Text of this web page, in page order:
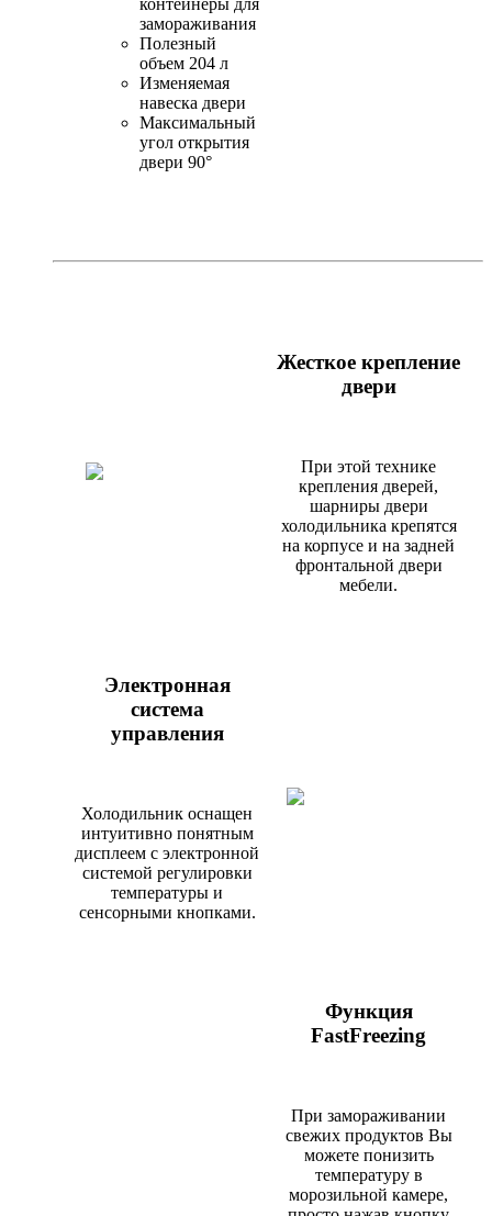
замораживания
Полезный
объем 204 л
Изменяемая
навеска двери
Максимальный
угол открытия
двери 90°
Жесткое крепление
двери
При этой технике
крепления дверей,
шарниры двери
холодильника крепятся
на корпусе и на задней
фронтальной двери
мебели.
Электронная
система
управления
Холодильник оснащен
интуитивно понятным
дисплеем с электронной
системой регулировки
температуры и
сенсорными кнопками.
Функция
FastFreezing
При замораживании
свежих продуктов Вы
можете понизить
температуру в
морозильной камере,